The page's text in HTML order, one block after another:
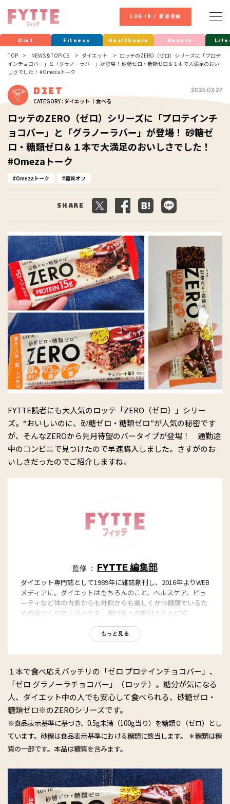
LOG IN / 新規登録
Diet Fitness Healthcare Beauty
TOP NEWS & TOPICS ダイエット
ロッテのZERO（ゼロ）シリーズに「プロテ
インチョコバー」と「グラノーラバー」が登場！ 砂糖ゼロ・糖類ゼロ＆１本で大満足のおい
しさでした！ #Omezaトーク
Diet
CATEGORY : ダイエット ｜食べる
2025.03.27
ロッテのZERO（ゼロ）シリーズに「プロテインチ
ョコバー」と「グラノーラバー」が登場！ 砂糖ゼ
ロ・糖類ゼロ＆１本で大満足のおいしさでした！
#Omezaトーク
Omezaトーク 糖質オフ
Share
FYTTE読者にも大人気のロッテ「ZERO（ゼロ）」シリー
ズ。“おいしいのに、砂糖ゼロ・糖類ゼロ”が人気の秘密です
が、そんなZEROから先月待望のバータイプが登場！ 通勤途
中のコンビニで見つけたので早速購入しました。さすがのお
いしさだったのでご紹介しますね。
監修 ： FYTTE 編集部
ダイエット専門誌として1989年に雑誌創刊し、2016年よりWEB
メディアに。ダイエットはもちろんのこと、ヘルスケア、ビュ
ーティなど体の内側からも外側からも美しくかつ健康でいるた
めの体づくりのノウハウを、専門家への取材とともに紹
もに、編集部員も自らさまざまなヘルシーネタを日々お試し
もっと見る
１本で食べ応えバッチリの「ゼロ プロテインチョコバー」、
「ゼロ グラノーラチョコバー」（ロッテ）。糖分が気になる
人、ダイエット中の人でも安心して食べられる、砂糖ゼロ・
糖類ゼロ※のZEROシリーズです。
※食品表示基準に基づき、0.5g未満（100g当り）を糖類０（ゼロ）とし
ています。砂糖は食品表示基準における糖類に該当します。 ＊糖類は糖
質の一部です。本品は糖質を含みます。